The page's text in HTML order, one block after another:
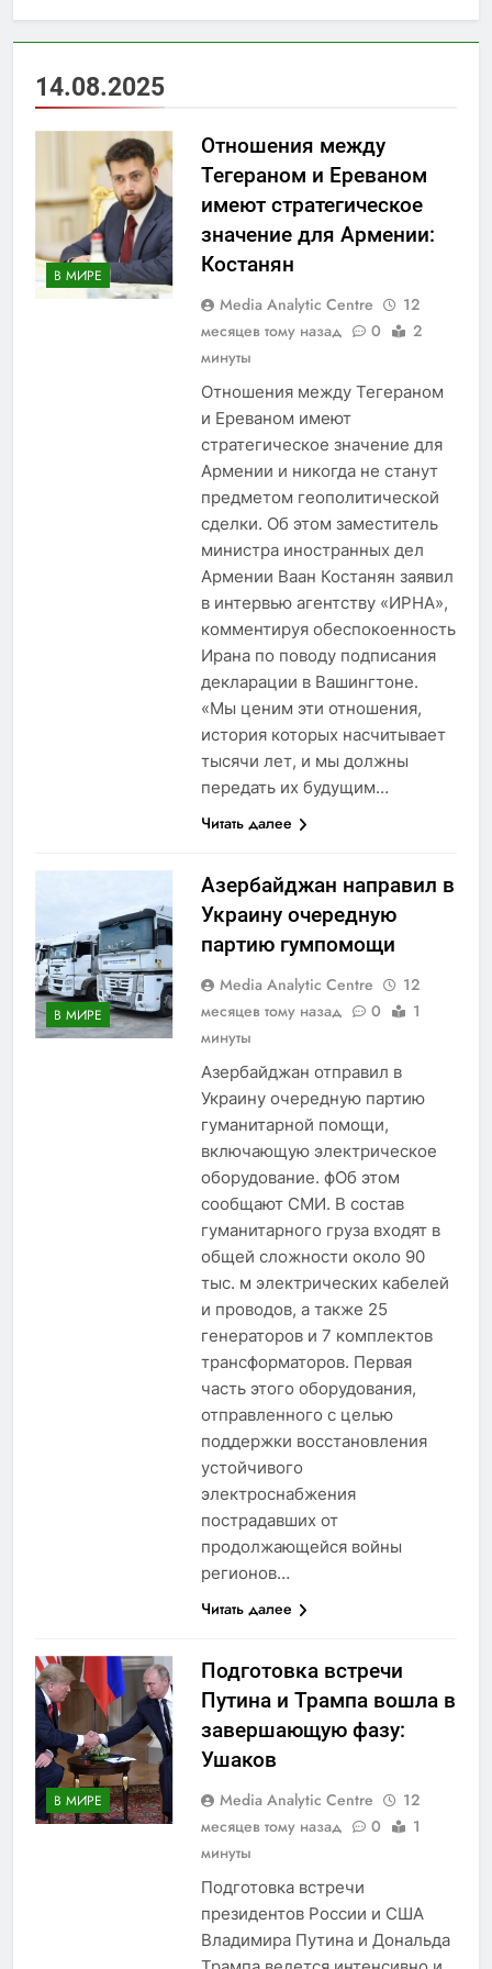
14.08.2025
В МИРЕ
Отношения между
Тегераном и Ереваном
имеют стратегическое
значение для Армении:
Костанян
Media Analytic Centre
12
месяцев тому назад
0
2
минуты
Отношения между Тегераном
и Ереваном имеют
стратегическое значение для
Армении и никогда не станут
предметом геополитической
сделки. Об этом заместитель
министра иностранных дел
Армении Ваан Костанян заявил
в интервью агентству «ИРНА»,
комментируя обеспокоенность
Ирана по поводу подписания
декларации в Вашингтоне.
«Мы ценим эти отношения,
история которых насчитывает
тысячи лет, и мы должны
передать их будущим…
Читать далее
В МИРЕ
Азербайджан направил в
Украину очередную
партию гумпомощи
Media Analytic Centre
12
месяцев тому назад
0
1
минуты
Азербайджан отправил в
Украину очередную партию
гуманитарной помощи,
включающую электрическое
оборудование. фОб этом
сообщают СМИ. В состав
гуманитарного груза входят в
общей сложности около 90
тыс. м электрических кабелей
и проводов, а также 25
генераторов и 7 комплектов
трансформаторов. Первая
часть этого оборудования,
отправленного с целью
поддержки восстановления
устойчивого
электроснабжения
пострадавших от
продолжающейся войны
регионов…
Читать далее
В МИРЕ
Подготовка встречи
Путина и Трампа вошла в
завершающую фазу:
Ушаков
Media Analytic Centre
12
месяцев тому назад
0
1
минуты
Подготовка встречи
президентов России и США
Владимира Путина и Дональда